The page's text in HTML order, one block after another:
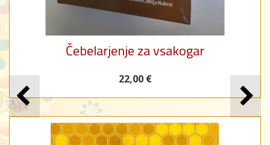
Čebelarjenje za vsakogar
22,00 €